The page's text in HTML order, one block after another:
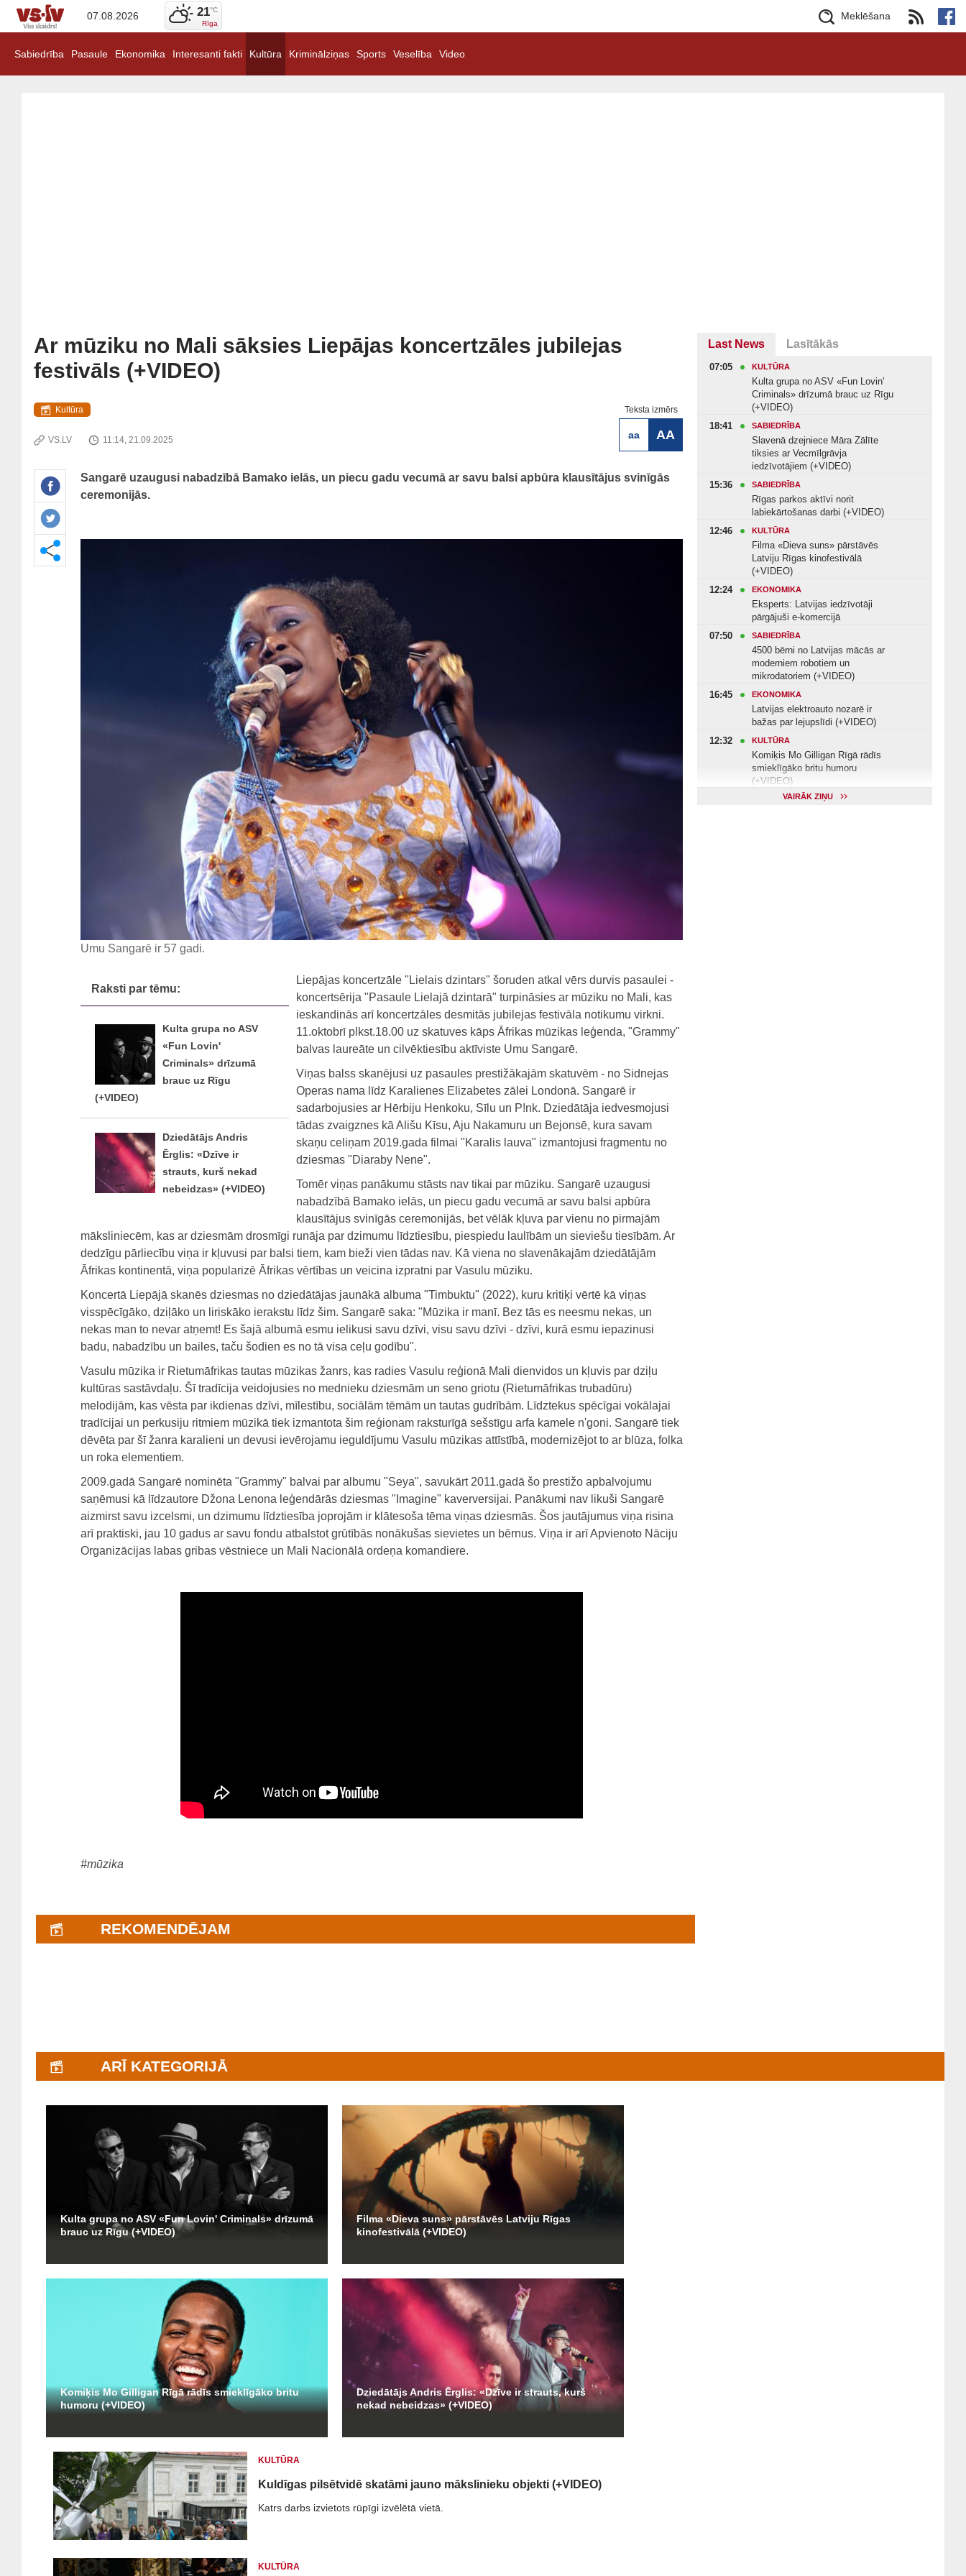
07.08.2026 21°C
Rīga
Meklēšana
Sabiedrība Pasaule Ekonomika Interesanti fakti Kultūra Kriminālziņas Sports Veselība Video
Ar mūziku no Mali sāksies Liepājas koncertzāles jubilejas
festivāls (+VIDEO)
Teksta izmērs
aa AA
Kultūra
VS.LV 11:14, 21.09.2025
Sangarē uzaugusi nabadzībā Bamako ielās, un piecu gadu vecumā ar savu balsi apbūra klausītājus svinīgās
ceremonijās.
Umu Sangarē ir 57 gadi.
Raksti par tēmu:
Kulta grupa no ASV
«Fun Lovin'
Criminals» drīzumā
brauc uz Rīgu
(+VIDEO)
Dziedātājs Andris
Ērglis: «Dzīve ir
strauts, kurš nekad
nebeidzas» (+VIDEO)
Liepājas koncertzāle "Lielais dzintars" šoruden atkal vērs durvis pasaulei -
koncertsērija "Pasaule Lielajā dzintarā" turpināsies ar mūziku no Mali, kas
ieskandinās arī koncertzāles desmitās jubilejas festivāla notikumu virkni.
11.oktobrī plkst.18.00 uz skatuves kāps Āfrikas mūzikas leģenda, "Grammy"
balvas laureāte un cilvēktiesību aktīviste Umu Sangarē.
Viņas balss skanējusi uz pasaules prestižākajām skatuvēm - no Sidnejas
Operas nama līdz Karalienes Elizabetes zālei Londonā. Sangarē ir
sadarbojusies ar Hērbiju Henkoku, Sīlu un P!nk. Dziedātāja iedvesmojusi
tādas zvaigznes kā Ališu Kīsu, Aju Nakamuru un Bejonsē, kura savam
skaņu celiņam 2019.gada filmai "Karalis lauva" izmantojusi fragmentu no
dziesmas "Diaraby Nene".
Tomēr viņas panākumu stāsts nav tikai par mūziku. Sangarē uzaugusi
nabadzībā Bamako ielās, un piecu gadu vecumā ar savu balsi apbūra
klausītājus svinīgās ceremonijās, bet vēlāk kļuva par vienu no pirmajām
māksliniecēm, kas ar dziesmām drosmīgi runāja par dzimumu līdztiesību, piespiedu laulībām un sieviešu tiesībām. Ar
dedzīgu pārliecību viņa ir kļuvusi par balsi tiem, kam bieži vien tādas nav. Kā viena no slavenākajām dziedātājām
Āfrikas kontinentā, viņa popularizē Āfrikas vērtības un veicina izpratni par Vasulu mūziku.
Koncertā Liepājā skanēs dziesmas no dziedātājas jaunākā albuma "Timbuktu" (2022), kuru kritiķi vērtē kā viņas
visspēcīgāko, dziļāko un liriskāko ierakstu līdz šim. Sangarē saka: "Mūzika ir manī. Bez tās es neesmu nekas, un
nekas man to nevar atņemt! Es šajā albumā esmu ielikusi savu dzīvi, visu savu dzīvi - dzīvi, kurā esmu iepazinusi
badu, nabadzību un bailes, taču šodien es no tā visa ceļu godību".
Vasulu mūzika ir Rietumāfrikas tautas mūzikas žanrs, kas radies Vasulu reģionā Mali dienvidos un kļuvis par dziļu
kultūras sastāvdaļu. Šī tradīcija veidojusies no mednieku dziesmām un seno griotu (Rietumāfrikas trubadūru)
melodijām, kas vēsta par ikdienas dzīvi, mīlestību, sociālām tēmām un tautas gudrībām. Līdztekus spēcīgai vokālajai
tradīcijai un perkusiju ritmiem mūzikā tiek izmantota šim reģionam raksturīgā sešstīgu arfa kamele n'goni. Sangarē tiek
dēvēta par šī žanra karalieni un devusi ievērojamu ieguldījumu Vasulu mūzikas attīstībā, modernizējot to ar blūza, folka
un roka elementiem.
2009.gadā Sangarē nominēta "Grammy" balvai par albumu "Seya", savukārt 2011.gadā šo prestižo apbalvojumu
saņēmusi kā līdzautore Džona Lenona leģendārās dziesmas "Imagine" kaverversijai. Panākumi nav likuši Sangarē
aizmirst savu izcelsmi, un dzimumu līdztiesība joprojām ir klātesoša tēma viņas dziesmās. Šos jautājumus viņa risina
arī praktiski, jau 10 gadus ar savu fondu atbalstot grūtībās nonākušas sievietes un bērnus. Viņa ir arī Apvienoto Nāciju
Organizācijas labas gribas vēstniece un Mali Nacionālā ordeņa komandiere.
#mūzika
REKOMENDĒJAM
Last News Lasītākās
07:05 KULTŪRA
Kulta grupa no ASV «Fun Lovin'
Criminals» drīzumā brauc uz Rīgu
(+VIDEO)
18:41
SABIEDRĪBA
Slavenā dzejniece Māra Zālīte
tiksies ar Vecmīlgrāvja
iedzīvotājiem (+VIDEO)
15:36
SABIEDRĪBA
Rīgas parkos aktīvi norit
labiekārtošanas darbi (+VIDEO)
12:46
KULTŪRA
Filma «Dieva suns» pārstāvēs
Latviju Rīgas kinofestivālā
(+VIDEO)
12:24
EKONOMIKA
Eksperts: Latvijas iedzīvotāji
pārgājuši e-komercijā
07:50
SABIEDRĪBA
4500 bērni no Latvijas mācās ar
moderniem robotiem un
mikrodatoriem (+VIDEO)
16:45
EKONOMIKA
Latvijas elektroauto nozarē ir
bažas par lejupslīdi (+VIDEO)
12:32
KULTŪRA
Komiķis Mo Gilligan Rīgā rādīs
smieklīgāko britu humoru
(+VIDEO)
VESELĪBAVAIRĀK ZIŅU
ARĪ KATEGORIJĀ
Kulta grupa no ASV «Fun Lovin' Criminals» drīzumā
brauc uz Rīgu (+VIDEO)
Filma «Dieva suns» pārstāvēs Latviju Rīgas
kinofestivālā (+VIDEO)
Komiķis Mo Gilligan Rīgā rādīs smieklīgāko britu
humoru (+VIDEO)
Dziedātājs Andris Ērglis: «Dzīve ir strauts, kurš
nekad nebeidzas» (+VIDEO)
KULTŪRA
Kuldīgas pilsētvidē skatāmi jauno mākslinieku objekti (+VIDEO)
Katrs darbs izvietots rūpīgi izvēlētā vietā.
KULTŪRA